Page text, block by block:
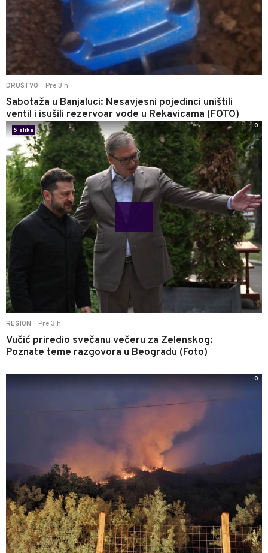
DRUŠTVO Pre 3 h
Sabotaža u Banjaluci: Nesavjesni pojedinci uništili
ventil i isušili rezervoar vode u Rekavicama (FOTO)
REGION Pre 3 h
Vučić priredio svečanu večeru za Zelenskog:
Poznate teme razgovora u Beogradu (Foto)
5 slika
0
0